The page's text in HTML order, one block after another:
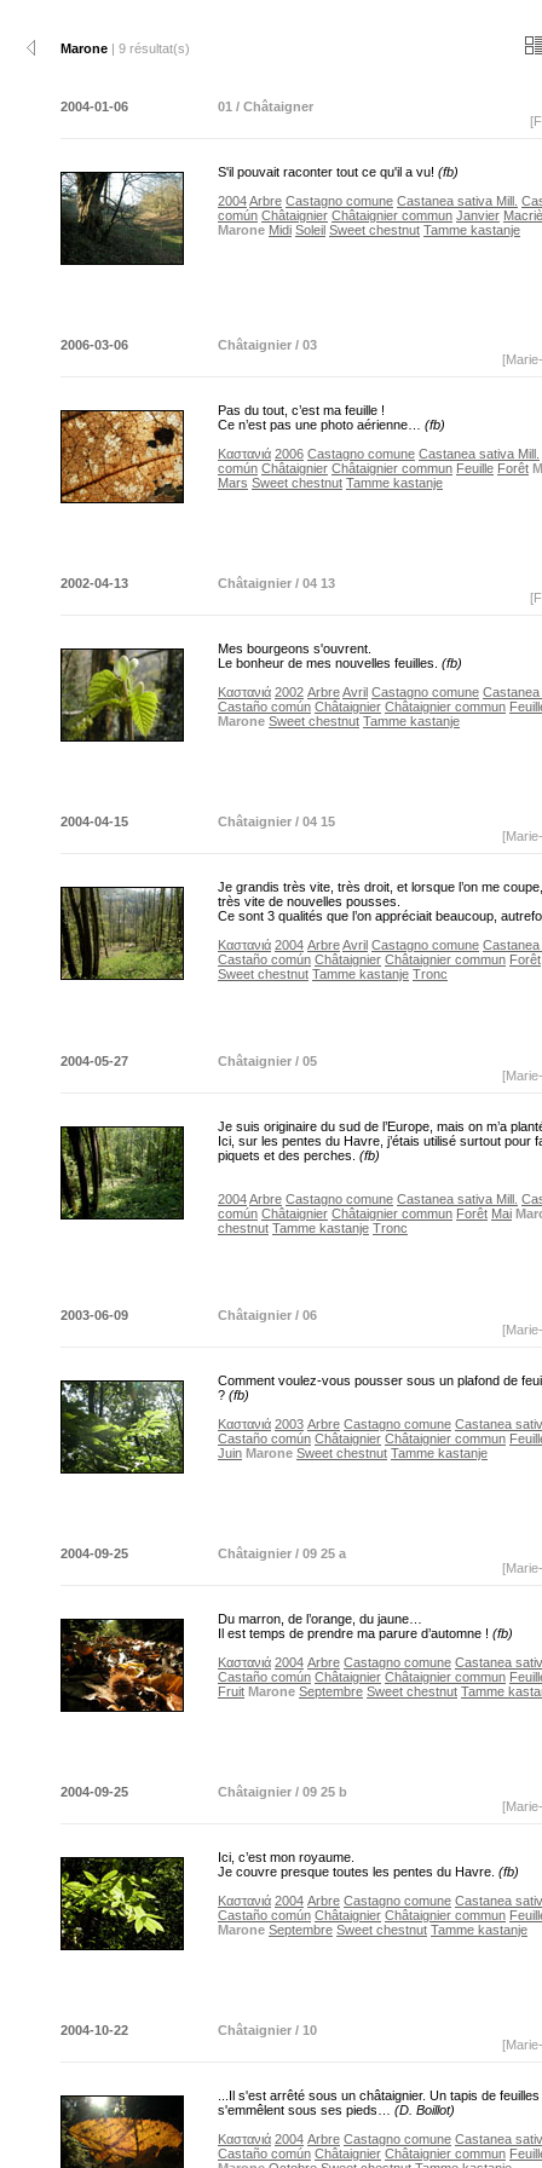
Marone | 9 résultat(s)
2004-01-06
01 / Châtaigner
S'il pouvait raconter tout ce qu'il a vu! (fb)
2004Arbre Castagno comune Castanea sativa Mill.
común Châtaignier Châtaignier commun Janvier
Marone Midi Soleil Sweet chestnut Tamme kastanje
2006-03-06
Châtaignier / 03
Pas du tout, c’est ma feuille !
Ce n’est pas une photo aérienne… (fb)
Καστανιά 2006 Castagno comune Castanea sativa Mill.
común Châtaignier Châtaignier commun Feuille Forêt
Mars Sweet chestnut Tamme kastanje
2002-04-13
Châtaignier / 04 13
Mes bourgeons s'ouvrent.
Le bonheur de mes nouvelles feuilles. (fb)
Καστανιά 2002 ArbreAvril Castagno comune Castanea
Castaño común Châtaignier Châtaignier commun
Marone Sweet chestnut Tamme kastanje
2004-04-15
Châtaignier / 04 15
Je grandis très vite, très droit, et lorsque l’on me
très vite de nouvelles pousses.
Ce sont 3 qualités que l’on appréciait beaucoup,
Καστανιά 2004 ArbreAvril Castagno comune Castanea
Castaño común Châtaignier Châtaignier commun Forêt
Sweet chestnut Tamme kastanje Tronc
2004-05-27
Châtaignier / 05
Je suis originaire du sud de l’Europe, mais on m’a
Ici, sur les pentes du Havre, j’étais utilisé surtout pour
piquets et des perches. (fb)
2004Arbre Castagno comune Castanea sativa Mill.
común Châtaignier Châtaignier commun Forêt Mai
chestnut Tamme kastanje Tronc
2003-06-09
Châtaignier / 06
Comment voulez-vous pousser sous un plafond de
? (fb)
Καστανιά 2003 Arbre Castagno comune Castanea
Castaño común Châtaignier Châtaignier commun
Juin Marone Sweet chestnut Tamme kastanje
2004-09-25
Châtaignier / 09 25 a
Du marron, de l’orange, du jaune…
Il est temps de prendre ma parure d’automne ! (fb)
Καστανιά 2004 Arbre Castagno comune Castanea
Castaño común Châtaignier Châtaignier commun
Fruit Marone Septembre Sweet chestnut Tamme
2004-09-25
Châtaignier / 09 25 b
Ici, c’est mon royaume.
Je couvre presque toutes les pentes du Havre. (fb)
Καστανιά 2004 Arbre Castagno comune Castanea
Castaño común Châtaignier Châtaignier commun
Marone Septembre Sweet chestnut Tamme kastanje
2004-10-22
Châtaignier / 10
...Il s'est arrêté sous un châtaignier. Un tapis de
s'emmêlent sous ses pieds… (D. Boillot)
Καστανιά 2004 Arbre Castagno comune Castanea
Castaño común Châtaignier Châtaignier commun